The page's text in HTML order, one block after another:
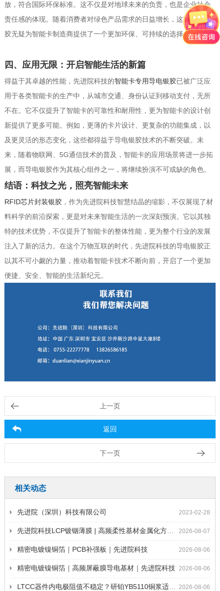
放，符合国际环保标准。这不仅是对地球未来的负责，也是企业社会
责任感的体现。随着消费者对绿色产品需求的日益增长，这款导电银
胶无疑为智能卡制造商提供了一个更加环保、可持续的选择。
四、应用无限：开启智能生活的新篇
得益于其卓越的性能，先进院科技的智能卡专用导电银胶已被广泛应
用于各类智能卡的生产中，从城市交通、身份认证到移动支付，无所
不在。它不仅提升了智能卡的可靠性和耐用性，更为智能卡的设计创
新提供了更多可能。例如，更薄的卡片设计、更复杂的功能集成，以
及更灵活的形态变化，这些都得益于导电银胶技术的不断突破。未
来，随着物联网、5G通信技术的普及，智能卡的应用场景将进一步拓
展，而导电银胶作为其核心组件之一，将继续扮演不可或缺的角色。
结语：科技之光，照亮智能未来
RFID芯片封装银胶，作为先进院科技智慧结晶的缩影，不仅展现了材
料科学的前沿探索，更是对未来智能生活的一次深刻预演。它以其独
特的技术优势，不仅提升了智能卡的整体性能，更为整个行业的发展
注入了新的活力。在这个万物互联的时代，先进院科技的导电银胶正
以其不可小觑的力量，推动着智能卡技术不断向前，开启了一个更加
便捷、安全、智能的生活新纪元。
上一页
返回
下一页
相关动态
2023-02-28
先进院（深圳）科技有限公司
2026-08-07
先进院科技LCP镀铟薄膜 | 高频柔性基材金属化方案 | 5G天线材料
2026-08-06
精密电镀镍铜箔｜PCB补强板｜先进院科技
2026-08-06
精密电镀镍铜箔｜高频屏蔽膜导电基材｜先进院科技
2026-08-06
LTCC器件内电极阻值不稳定？研铂YB5110铜浆适配共烧工艺提升导电可靠性